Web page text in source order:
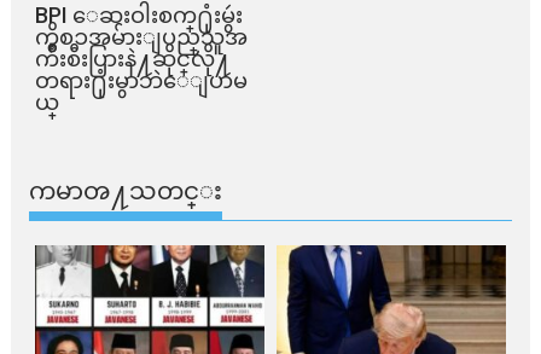
BPI ​ေဆးဝါးစက္​႐ုံးမွဴး
ကိစၥအမ်ားျပည္​သူအ
က်ိဳးစီးပြားနဲ႔ဆိုင္​လို႔
တရား႐ုံးမွာဘဲေျပာမ
ယ္​
ကမာၻ႔သတင္း